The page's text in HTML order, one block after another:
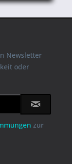
Newsletter
oder
zur